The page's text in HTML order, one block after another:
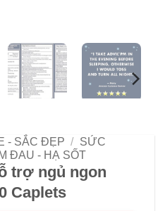
- SẮC ĐẸP / SỨC
ĐAU - HẠ SỐT
trợ ngủ ngon
Caplets